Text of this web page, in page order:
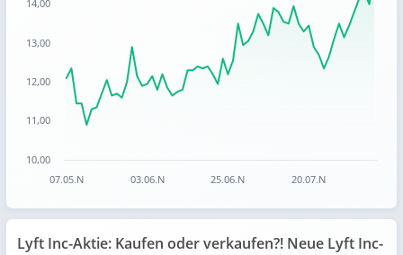
The chart has 1 X axis displaying categories.
The chart has 1 Y axis displaying values. Data ranges from
07.05.N 03.06.N 25.06.N 20.07.N
10,00
11,00
12,00
13,00
14,00
Lyft Inc-Aktie: Kaufen oder verkaufen?! Neue Lyft Inc-